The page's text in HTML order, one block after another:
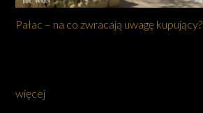
Pałac – na co zwracają uwagę kupujący?
więcej